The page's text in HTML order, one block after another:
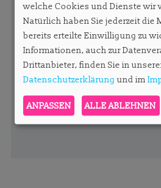
welche Cookies und Dienste wir
Natürlich haben Sie jederzeit die
bereits erteilte Einwilligung zu
Informationen, auch zur
Drittanbieter, finden Sie in
Datenschutzerklärung und im
ANPASSEN ALLE ABLEHNEN